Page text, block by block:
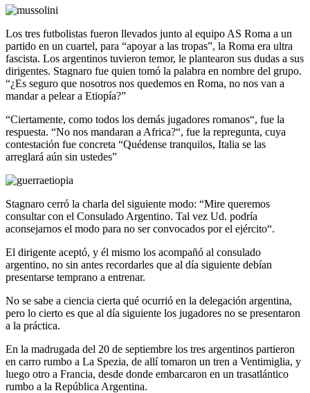
Los tres futbolistas fueron llevados junto al equipo AS Roma a un
partido en un cuartel, para “apoyar a las tropas”, la Roma era ultra
fascista. Los argentinos tuvieron temor, le plantearon sus dudas a sus
dirigentes. Stagnaro fue quien tomó la palabra en nombre del grupo.
“¿Es seguro que nosotros nos quedemos en Roma, no nos van a
mandar a pelear a Etiopía?”
“Ciertamente, como todos los demás jugadores romanos“, fue la
respuesta. “No nos mandaran a Africa?“, fue la repregunta, cuya
contestación fue concreta “Quédense tranquilos, Italia se las
arreglará aún sin ustedes”
Stagnaro cerró la charla del siguiente modo: “Mire queremos
consultar con el Consulado Argentino. Tal vez Ud. podría
aconsejarnos el modo para no ser convocados por el ejército“.
El dirigente aceptó, y él mismo los acompañó al consulado
argentino, no sin antes recordarles que al día siguiente debían
presentarse temprano a entrenar.
No se sabe a ciencia cierta qué ocurrió en la delegación argentina,
pero lo cierto es que al día siguiente los jugadores no se presentaron
a la práctica.
En la madrugada del 20 de septiembre los tres argentinos partieron
en carro rumbo a La Spezia, de allí tomaron un tren a Ventimiglia, y
luego otro a Francia, desde donde embarcaron en un trasatlántico
rumbo a la República Argentina.